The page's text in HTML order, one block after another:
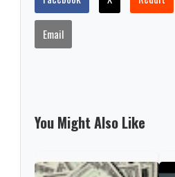
Email
You Might Also Like